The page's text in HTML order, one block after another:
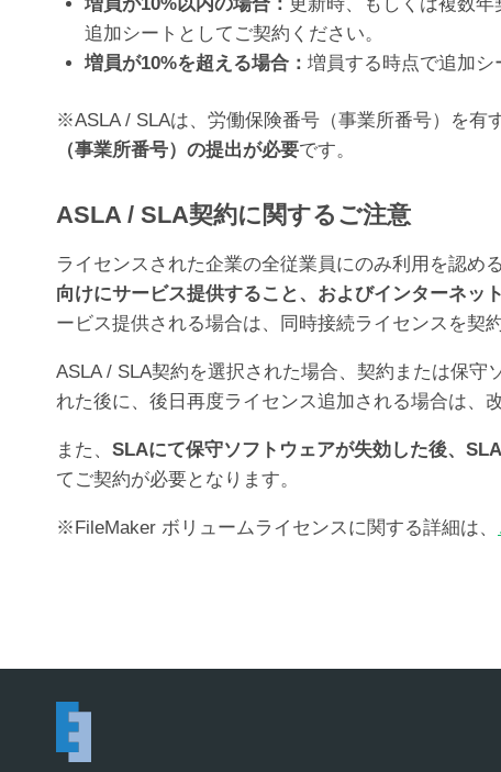
追加シートとしてご契約ください。
増員が10%を超える場合： 増員する時点で追加シ
※ASLA / SLAは、労働保険番号（事業所番号）を有
（事業所番号）の提出が必要です。
ASLA / SLA契約に関するご注意
ライセンスされた企業の全従業員にのみ利用を認め
向けにサービス提供すること、およびインターネッ
ービス提供される場合は、同時接続ライセンスを契
ASLA / SLA契約を選択された場合、契約または保
れた後に、後日再度ライセンス追加される場合は、
また、 SLAにて保守ソフトウェアが失効した後、
てご契約が必要となります。
※FileMaker ボリュームライセンスに関する詳細は、